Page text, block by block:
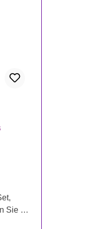
Sie ein